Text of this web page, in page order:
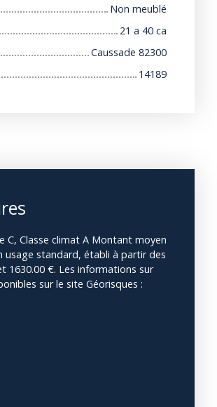
Non meublé
21 a 40 ca
Caussade 82300
14189
C, Classe climat A Montant moyen
usage standard, établi à partir des
1630.00 €. Les informations sur
sur le site Géorisques :